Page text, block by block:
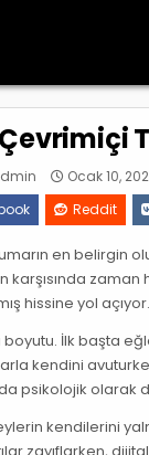
Ocak 10,
Reddit
en belirgin
zaman
hissine yol
boyutu. İlk başta
kendini
psikolojik
kendilerini